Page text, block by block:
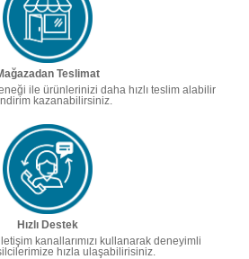
Teslimat
ile ürünlerinizi daha hızlı teslim alabilir
kazanabilirsiniz.
Hızlı Destek
kanallarımızı kullanarak deneyimli
hızla ulaşabilirisiniz.